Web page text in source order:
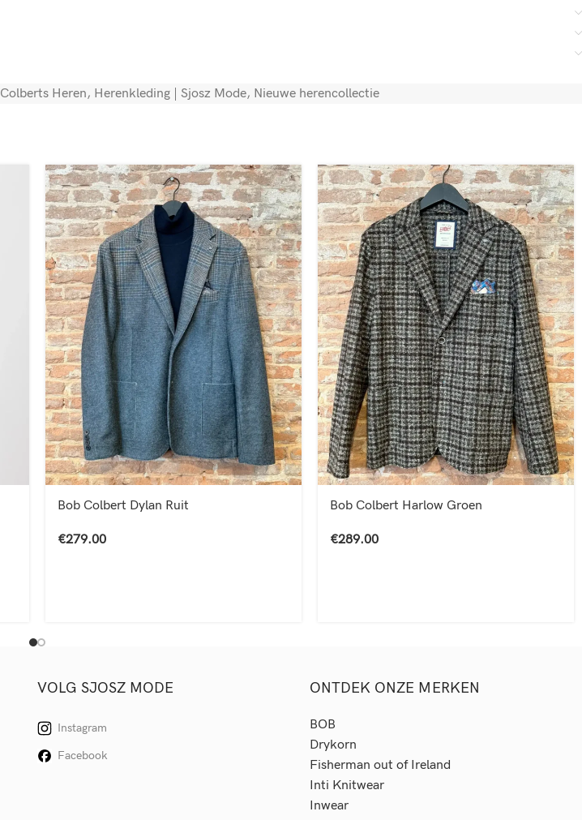
Colberts Heren, Herenkleding | Sjosz Mode, Nieuwe herencollectie
Bob Colbert Dylan Ruit
€279.00
Bob Colbert Harlow Groen
€289.00
VOLG SJOSZ MODE
Instagram
Facebook
ONTDEK ONZE MERKEN
BOB
Drykorn
Fisherman out of Ireland
Inti Knitwear
Inwear